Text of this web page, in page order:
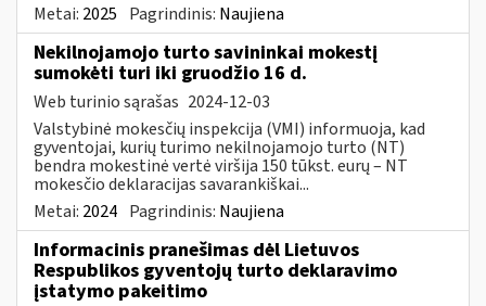
Metai: 2025 Pagrindinis: Naujiena
Nekilnojamojo turto savininkai mokestį
sumokėti turi iki gruodžio 16 d.
Web turinio sąrašas 2024-12-03
Valstybinė mokesčių inspekcija (VMI) informuoja, kad
gyventojai, kurių turimo nekilnojamojo turto (NT)
bendra mokestinė vertė viršija 150 tūkst. eurų – NT
mokesčio deklaracijas savarankiškai...
Metai: 2024 Pagrindinis: Naujiena
Informacinis pranešimas dėl Lietuvos
Respublikos gyventojų turto deklaravimo
įstatymo pakeitimo